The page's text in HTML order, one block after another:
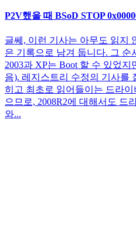
P2V했을 때 BSoD STOP
글쎄, 이런 기사는 아무도 읽지
은 기록으로 남겨 둡니다. 그 순
2003과 XP는 Boot 할 수 있었지
음). 레지스트리 수정의 기사를
히고 최초로 읽어들이는 드라
으므로, 2008R2에 대해서도 드
와...